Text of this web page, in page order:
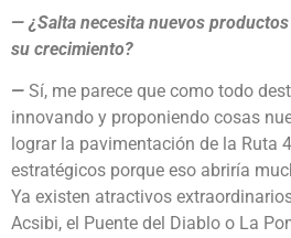
— ¿Salta necesita nuevos
su crecimiento?
— Sí, me parece que como todo
innovando y proponiendo cosas
lograr la pavimentación de la Ruta
estratégicos porque eso abriría
Ya existen atractivos
Acsibi, el Puente del Diablo o La